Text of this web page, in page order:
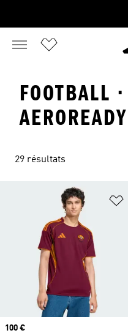
FOOTBALL
AEROREADY
29 résultats
Prix
100 €